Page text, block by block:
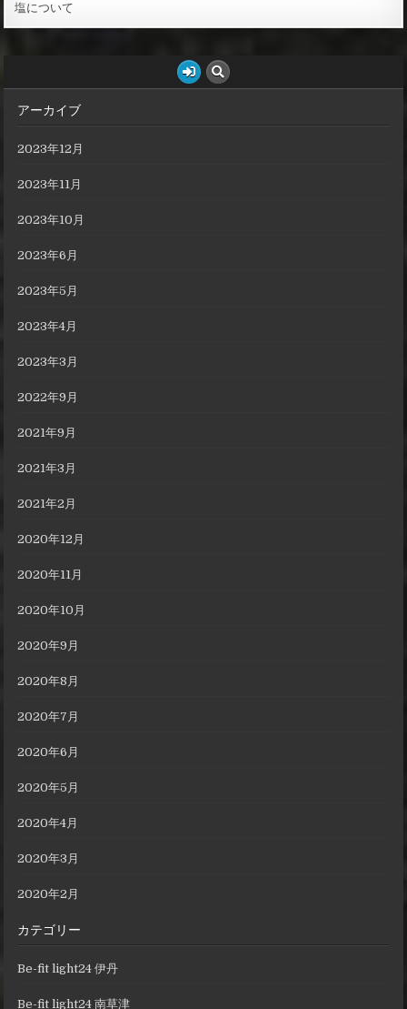
塩について
アーカイブ
2023年12月
2023年11月
2023年10月
2023年6月
2023年5月
2023年4月
2023年3月
2022年9月
2021年9月
2021年3月
2021年2月
2020年12月
2020年11月
2020年10月
2020年9月
2020年8月
2020年7月
2020年6月
2020年5月
2020年4月
2020年3月
2020年2月
カテゴリー
Be-fit light24 伊丹
Be-fit light24 南草津